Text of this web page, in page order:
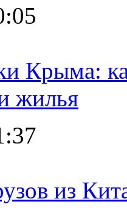
Крыма:
жилья
из